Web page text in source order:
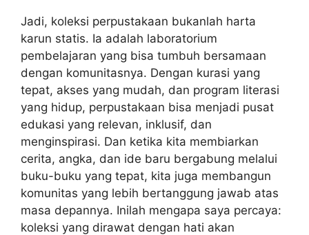
Jadi, koleksi perpustakaan bukanlah harta
karun statis. Ia adalah laboratorium
pembelajaran yang bisa tumbuh bersamaan
dengan komunitasnya. Dengan kurasi yang
tepat, akses yang mudah, dan program literasi
yang hidup, perpustakaan bisa menjadi pusat
edukasi yang relevan, inklusif, dan
menginspirasi. Dan ketika kita membiarkan
cerita, angka, dan ide baru bergabung melalui
buku-buku yang tepat, kita juga membangun
komunitas yang lebih bertanggung jawab atas
masa depannya. Inilah mengapa saya percaya:
koleksi yang dirawat dengan hati akan